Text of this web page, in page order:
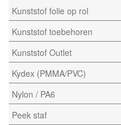
Kunststof folie op rol
Kunststof toebehoren
Kunststof Outlet
Kydex (PMMA/PVC)
Nylon / PA6
Peek staf